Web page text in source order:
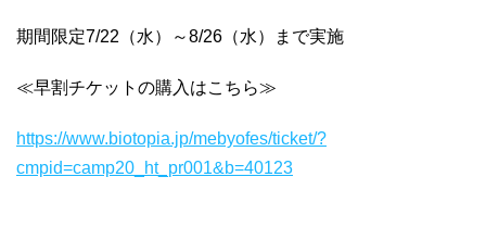
期間限定7/22（水）～8/26（水）まで実施
≪早割チケットの購入はこちら≫
https://www.biotopia.jp/mebyofes/ticket/?
cmpid=camp20_ht_pr001&b=40123